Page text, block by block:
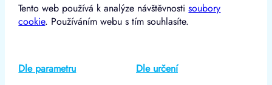
Tento web používá k analýze návštěvnostisoubory
cookie. Používáním webu s tím souhlasíte.
Dle parametru
Dle určení